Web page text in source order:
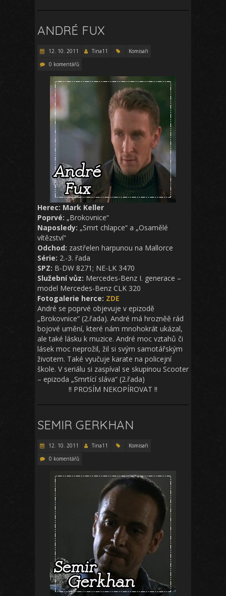
ANDRÉ FUX
12. 10. 2011 Tina11
Komisaři
0 komentářů
Herec: Mark Keller
Poprvé: „Brokovnice“
Naposledy: „Smrt chlapce“ a „Osamělé
vítězství“
Odchod: zastřelen harpunou na Mallorce
Série: 2.-3. řada
SPZ: B-DW 8271; NE-LK 3470
Služební vůz: Mercedes-Benz I. generace –
model Mercedes-Benz CLK 320
Fotogalerie herce: ZDE
André se poprvé objevuje v epizodě
„Brokovnice“ (2.řada). André má hrozněě rád
bojové umění, které nám mnohokrát ukázal,
ale také lásku k muzice. André moc vztahů či
lásek moc neprožil, žil si svým samotářským
životem. Také vyučuje karate na policejní
škole. V seriálu si zaspíval se skupinou Scooter
– epizoda „Smrtící sláva“ (2.řada)
!! PROSÍM NEKOPÍROVAT !!
SEMIR GERKHAN
12. 10. 2011 Tina11
Komisaři
0 komentářů